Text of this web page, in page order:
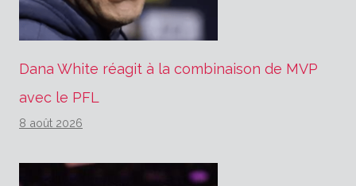
Dana White réagit à la combinaison de MVP
avec le PFL
8 août 2026